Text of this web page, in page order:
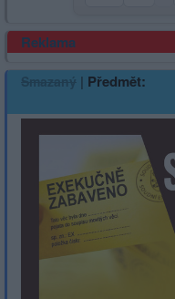
Reklama
Smazaný | Předmět: